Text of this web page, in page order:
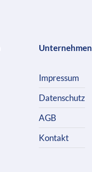
Unternehmen
Impressum
Datenschutz
AGB
Kontakt